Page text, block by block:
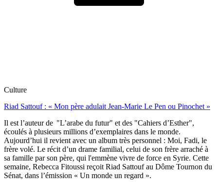
Culture
Riad Sattouf : « Mon père adulait Jean-Marie Le Pen ou Pinochet »
Il est l’auteur de "L’arabe du futur" et des "Cahiers d’Esther",
écoulés à plusieurs millions d’exemplaires dans le monde.
Aujourd’hui il revient avec un album très personnel : Moi, Fadi, le
frère volé. Le récit d’un drame familial, celui de son frère arraché à
sa famille par son père, qui l'emmène vivre de force en Syrie. Cette
semaine, Rebecca Fitoussi reçoit Riad Sattouf au Dôme Tournon du
Sénat, dans l’émission « Un monde un regard ».